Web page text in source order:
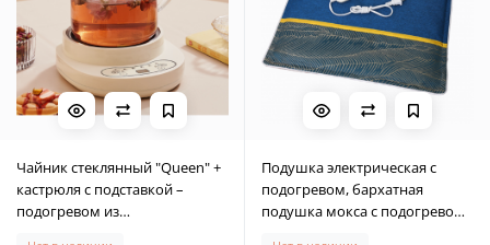
Чайник стеклянный "Queen" +
кастрюля с подставкой –
подогревом из
Подушка электрическая с
подогревом, бархатная
подушка мокса с подогревом,